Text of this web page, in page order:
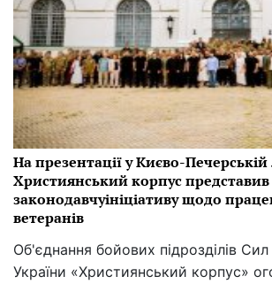
На презентації у Києво-Печерській
Християнський корпус представив
законодавчуініціативу щодо
ветеранів
Об'єднання бойових підрозділів
України «Християнський корпус»